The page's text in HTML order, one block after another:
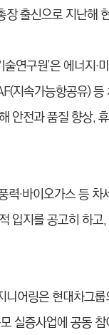
장 출신으로 지난해
연구원’은 에너지·
지속가능항공유)
안전과 품질 향상,
력·바이오가스 등
입지를 공고히 하
니어링은 현대차그
실증사업에 공동